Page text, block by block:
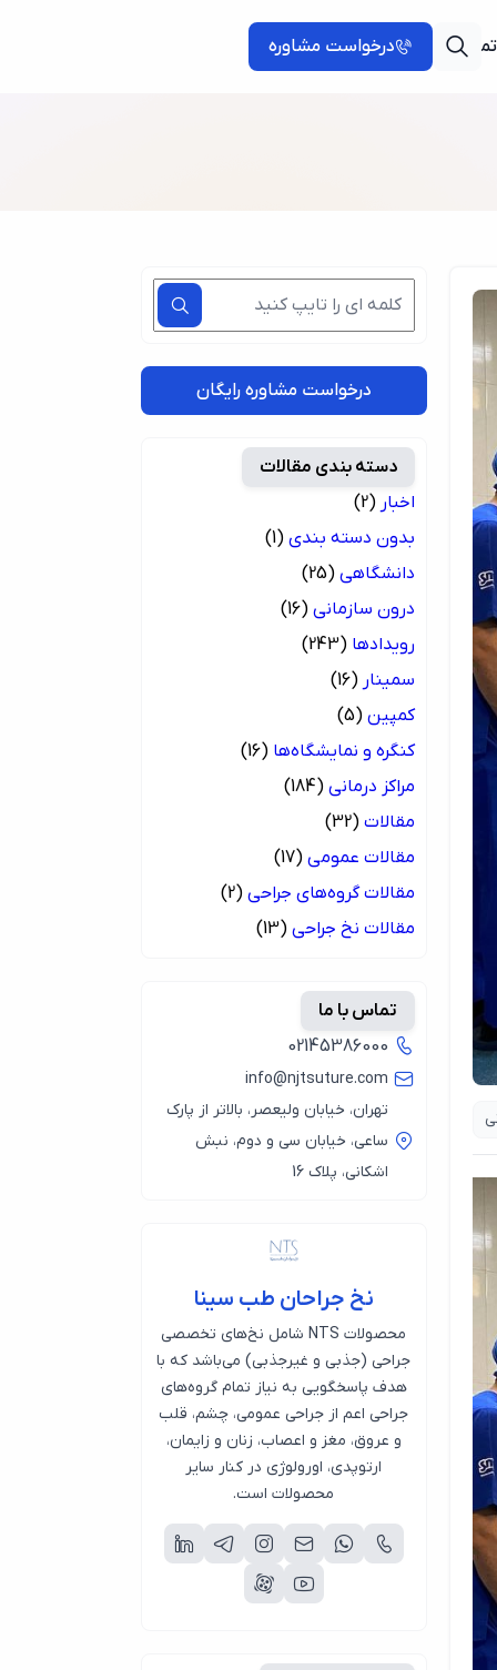
تماس با ما درخواست مشاوره
درخواست مشاوره رایگان
دسته بندی مقالات
اخبار (2)
بدون دسته بندی (1)
دانشگاهی (25)
درون سازمانی (16)
رویدادها (243)
سمینار (16)
کمپین (5)
کنگره و نمایشگاه‌ها (16)
مراکز درمانی (184)
مقالات (32)
مقالات عمومی (17)
مقالات گروه‌های جراحی (2)
مقالات نخ جراحی (13)
تماس با ما
02145386000
info@njtsuture.com
تهران، خیابان ولیعصر، بالاتر از پارک
ساعی، خیابان سی و دوم، نبش
اشکانی، پلاک 16
نخ جراحان طب سینا
محصولات NTS شامل نخ‌های تخصصی
جراحی (جذبی و غیرجذبی) می‌باشد که با
هدف پاسخگویی به نیاز تمام گروه‌های
جراحی اعم از جراحی عمومی، چشم، قلب
و عروق، مغز و اعصاب، زنان و زایمان،
ارتوپدی، اورولوژی در کنار سایر
محصولات است.